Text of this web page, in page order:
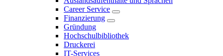
Career Service
Finanzierung
Gründung
Hochschulbibliothek
Druckerei
IT-Services